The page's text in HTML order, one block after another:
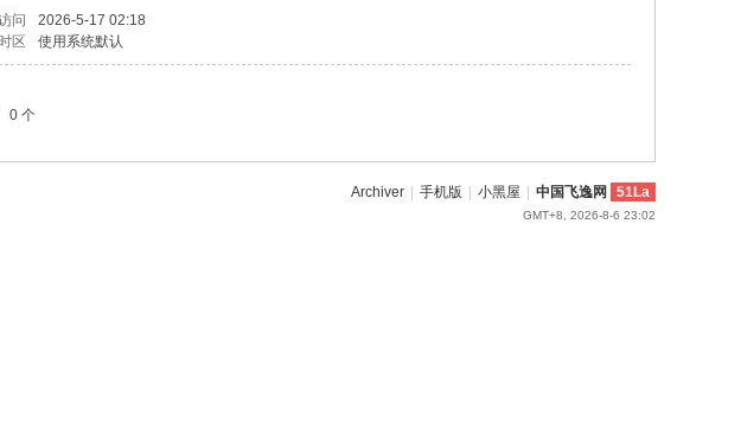
问
2026-5-17 02:18
区 使用系统默认
0 个
Archiver 手机版 小黑屋 中国飞逸网 51La
GMT+8, 2026-8-6 23:02